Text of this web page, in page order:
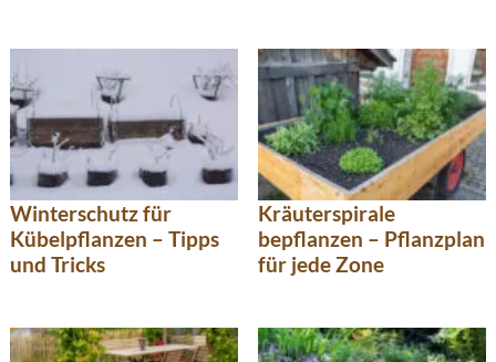
Winterschutz für
Kübelpflanzen – Tipps
und Tricks
Kräuterspirale
bepflanzen – Pflanzplan
für jede Zone